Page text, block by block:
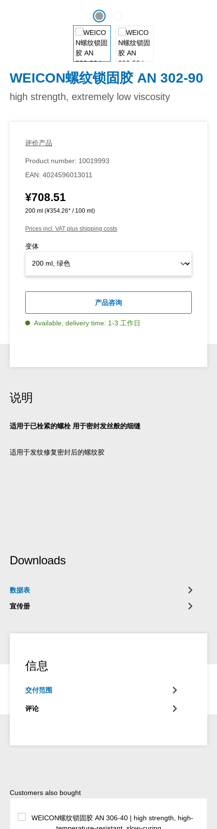
WEICON螺纹锁固胶 AN 302-90
high strength, extremely low viscosity
评价产品
Product number: 10019993
EAN: 4024596013011
Regular price:
¥708.51
200 ml (¥354.26* / 100 ml)
Prices incl. VAT plus shipping costs
变体
产品咨询
Available, delivery time: 1-3 工作日
说明
适用于已栓紧的螺栓 用于密封发丝般的细缝
适用于发纹修复密封后的螺纹胶
Downloads
数据表
宣传册
信息
交付范围
评论
Skip product gallery
Customers also bought